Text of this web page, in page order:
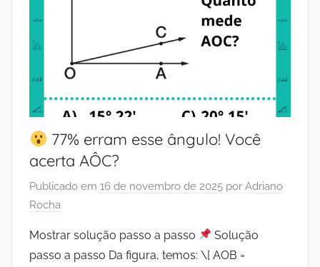
77% erram esse ângulo! Você
acerta AÔC?
Publicado em 16 de novembro de 2025 por Adriano
Rocha
Mostrar solução passo a passo
Solução
passo a passo Da figura, temos: \[ AOB =